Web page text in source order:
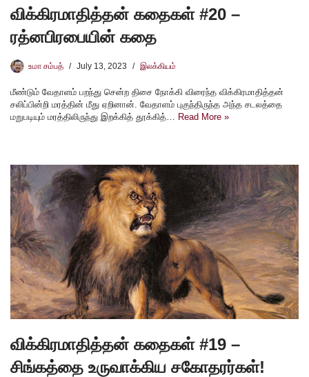
விக்கிரமாதித்தன் கதைகள் #20 –
ரத்னபிரபையின் கதை
உமா சம்பத் July 13, 2023 இலக்கியம்
மீண்டும் வேதாளம் பறந்து சென்ற திசை நோக்கி விரைந்த விக்கிரமாதித்தன்
சலிப்பின்றி மரத்தின் மீது ஏறினான். வேதாளம் புகுந்திருந்த அந்த சடலத்தை
மறுபடியும் மரத்திலிருந்து இறக்கித் தூக்கித்… Read More »
விக்கிரமாதித்தன் கதைகள் #19 –
சிங்கத்தை உருவாக்கிய சகோதரர்கள்!